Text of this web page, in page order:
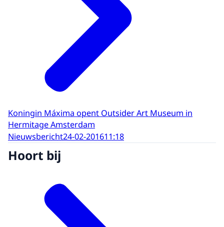
Koningin Máxima opent Outsider Art Museum in
Hermitage Amsterdam
Nieuwsbericht24-02-201611:18
Hoort bij